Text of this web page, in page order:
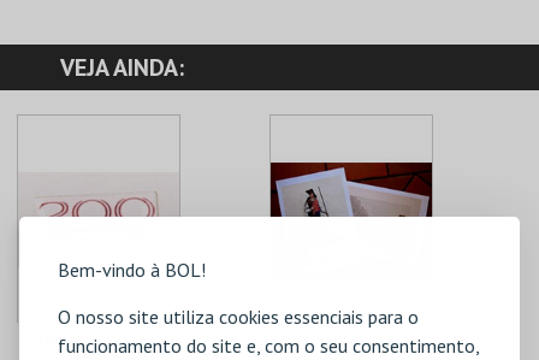
Bem-vindo à BOL!
O nosso site utiliza cookies essenciais para o
funcionamento do site e, com o seu consentimento,
VEJA AINDA:
PINS 200 ANOS
GRAVURA DO